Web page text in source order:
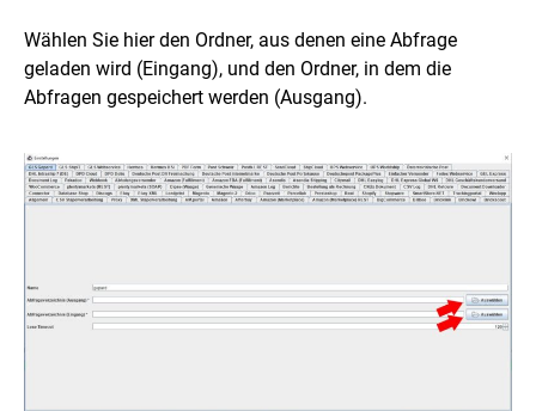
Wählen Sie hier den Ordner, aus denen eine Abfrage
geladen wird (Eingang), und den Ordner, in dem die
Abfragen gespeichert werden (Ausgang).